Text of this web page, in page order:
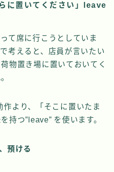
に置いてください」leave
て席に行こうとしていま
考えると、店員が言いたい
物置き場に置いておいてく
作より、「そこに置いたま
持つ”leave” を使います。
預ける